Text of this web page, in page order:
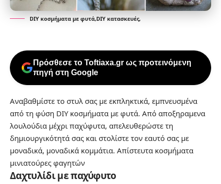
DIY κοσμήματα με φυτά,DIY κατασκευές,
Πρόσθεσε το Toftiaxa.gr ως προτεινόμενη
πηγή στη Google
Αναβαθμίστε το στυλ σας με εκπληκτικά, εμπνευσμένα
από τη φύση DIY κοσμήματα με φυτά. Από αποξηραμενα
λουλούδια μέχρι παχύφυτα, απελευθερώστε τη
δημιουργικότητά σας και στολίστε τον εαυτό σας με
μοναδικά, μοναδικά κομμάτια. Απίστευτα κοσμήματα
μινιατούρες φαγητών
Δαχτυλίδι με παχύφυτο